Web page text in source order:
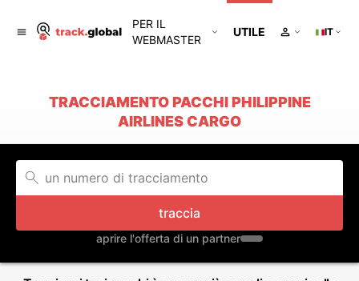
PER IL
WEBMASTER
UTILE IT
TRACCIAMENTO PACCHI PHILIPPINE
AIRLINES CARGO
traccia
aprire l'offerta di un partner